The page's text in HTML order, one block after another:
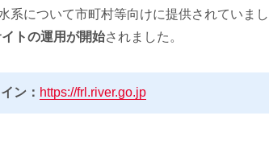
系について市町村等向けに提供されていま
トの運用が開始されました。
ン： https://frl.river.go.jp